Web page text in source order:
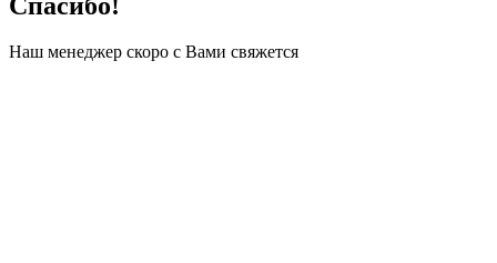
Наш менеджер скоро с Вами свяжется